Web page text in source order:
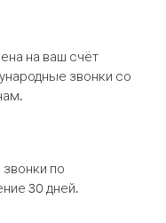
на ваш счёт
звонки со
по
30 дней.